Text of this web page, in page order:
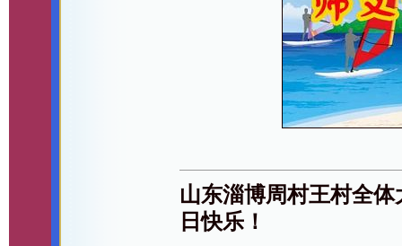
山东淄博周村王村全
日快乐！